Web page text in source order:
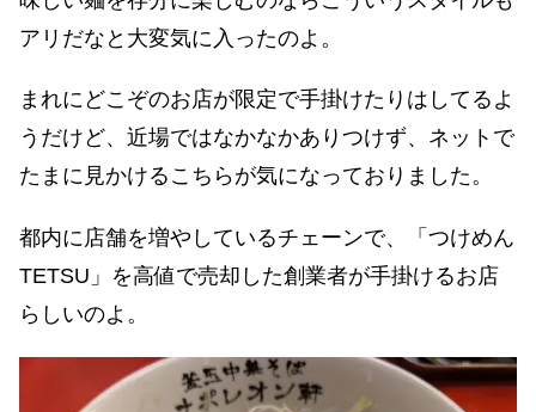
アリだなと大変気に入ったのよ。
まれにどこぞのお店が限定で手掛けたりはしてるよ
うだけど、近場ではなかなかありつけず、ネットで
たまに見かけるこちらが気になっておりました。
都内に店舗を増やしているチェーンで、「つけめん
TETSU」を高値で売却した創業者が手掛けるお店
らしいのよ。